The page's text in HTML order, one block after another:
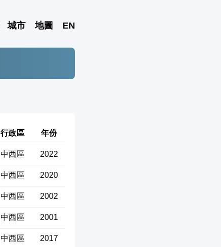
城市 地圖 EN
行政區 年份
中西區 2022
中西區 2020
中西區 2002
中西區 2001
中西區 2017